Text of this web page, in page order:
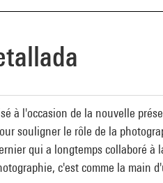
à l'occasion de la nouvelle
souligner le rôle de la
qui a longtemps collaboré
c'est comme la main